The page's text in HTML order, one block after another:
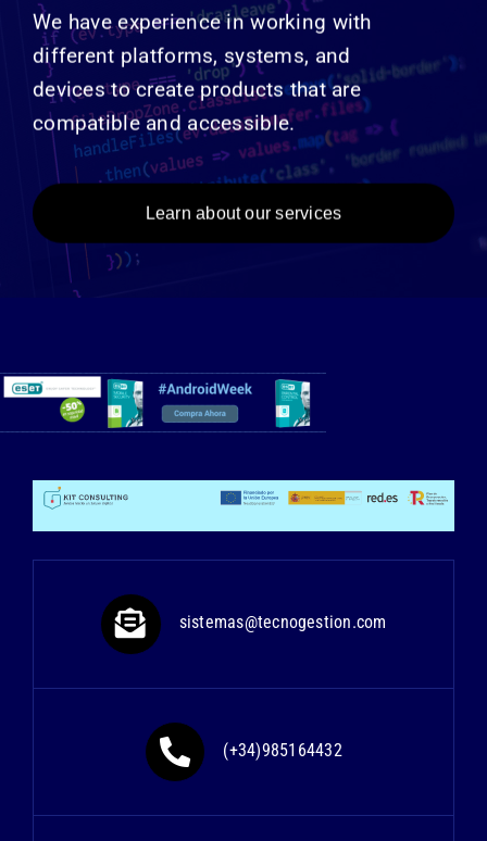
We have experience in working with
different platforms, systems, and
devices to create products that are
compatible and accessible.
Learn about our services
sistemas@tecnogestion.com
(+34)985164432